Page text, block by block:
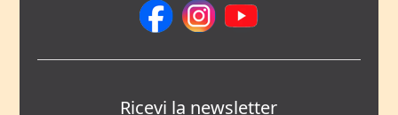
Ricevi la newsletter